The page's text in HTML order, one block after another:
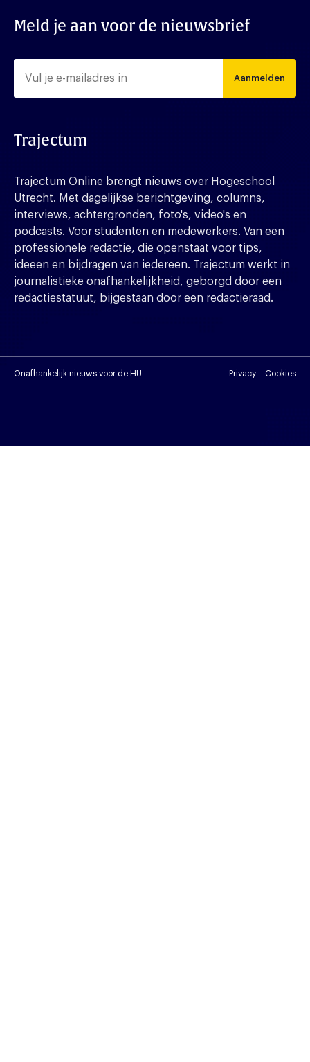
Meld je aan voor de nieuwsbrief
Aanmelden
Trajectum
Trajectum Online brengt nieuws over Hogeschool
Utrecht. Met dagelijkse berichtgeving, columns,
interviews, achtergronden, foto's, video's en
podcasts. Voor studenten en medewerkers. Van een
professionele redactie, die openstaat voor tips,
ideeen en bijdragen van iedereen. Trajectum werkt in
journalistieke onafhankelijkheid, geborgd door een
redactiestatuut, bijgestaan door een redactieraad.
Onafhankelijk nieuws voor de HU Privacy Cookies